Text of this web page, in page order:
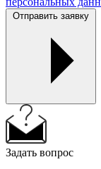
Отправить заявку
Задать вопрос